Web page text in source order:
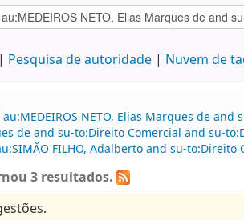
Pesquisa de autoridade Nuvem de
NETO, Elias Marques de
de and su-to:Direito Comercial and su-
FILHO, Adalberto and su-
3 resultados.